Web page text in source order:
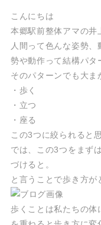
こんにちは
本郷駅前整体アマの井
人間って色んな姿勢
勢や動作って結構パタ
そのパターンでも大ま
・歩く
・立つ
・座る
この3つに絞られると
では、この3つをまず
づけると。
と言うことで歩き方が
歩くことは私たちの体